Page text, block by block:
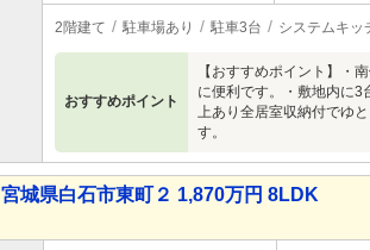
2階建て 駐車場あり 駐車3台 システムキッ
おすすめポイント
【おすすめポイント】・
に便利です。・敷地内に3
上あり全居室収納付でゆ
す。
宮城県白石市東町２ 1,870万円 8LDK